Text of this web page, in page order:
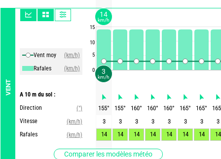
VENT
Vent moy
(km/h)
Rafales
(km/h)
A 10 m du sol :
Direction
(°)
Vitesse
(km/h)
Rafales
(km/h)
Comparer les modèles météo
15
10
5
0
155° 155° 160° 160° 160° 165° 165°
165
3
3 3 3 3 3 3
3
14
14 14 14 14 14 14 14
3
km/h
14
km/h